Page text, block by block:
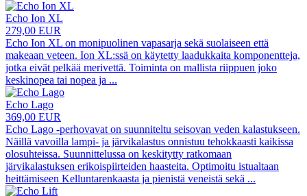
Echo Ion XL
279,00 EUR
Echo Ion XL on monipuolinen vapasarja sekä suolaiseen että
makeaan veteen. Ion XL:ssä on käytetty laadukkaita komponentteja,
jotka eivät pelkää merivettä. Toiminta on mallista riippuen joko
keskinopea tai nopea ja ...
Echo Lago
369,00 EUR
Echo Lago -perhovavat on suunniteltu seisovan veden kalastukseen.
Näillä vavoilla lampi- ja järvikalastus onnistuu tehokkaasti kaikissa
olosuhteissa. Suunnittelussa on keskitytty ratkomaan
järvikalastuksen erikoispiirteiden haasteita. Optimoitu istualtaan
heittämiseen Kelluntarenkaasta ja pienistä veneistä sekä ...